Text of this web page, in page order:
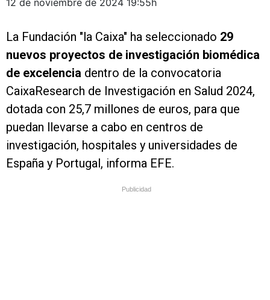
12 de noviembre de 2024 19:55h
La Fundación "la Caixa" ha seleccionado 29
nuevos proyectos de investigación biomédica
de excelencia dentro de la convocatoria
CaixaResearch de Investigación en Salud 2024,
dotada con 25,7 millones de euros, para que
puedan llevarse a cabo en centros de
investigación, hospitales y universidades de
España y Portugal, informa EFE.
Publicidad